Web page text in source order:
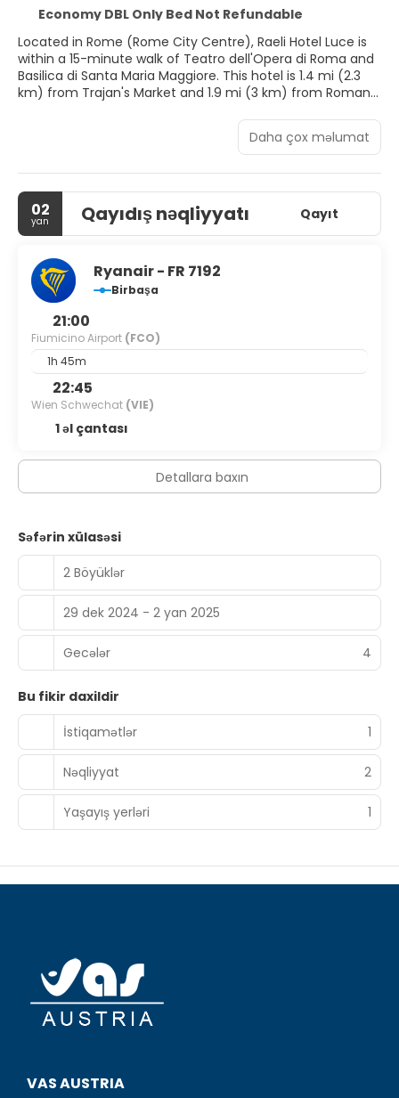
Economy DBL Only Bed Not Refundable
Located in Rome (Rome City Centre), Raeli Hotel Luce is
within a 15-minute walk of Teatro dell'Opera di Roma and
Basilica di Santa Maria Maggiore. This hotel is 1.4 mi (2.3
km) from Trajan's Market and 1.9 mi (3 km) from Roman
Make use of convenient amenities such as
complimentary wireless internet access, concierge
services, and a banquet hall.
Stay in one of 66 guestrooms featuring flat-screen
televisions. Private bathrooms with showers feature
include safes and desks, and housekeeping is provided
daily.
Buffet breakfasts are available daily from 7 AM to 10 AM
for a fee.
Featured amenities include express check-out, a 24-hour
front desk, and luggage storage.
Daha çox məlumat
02
yan Qayıdış nəqliyyatı Qayıt
Ryanair - FR 7192
Birbaşa
21:00
Fiumicino Airport (FCO)
1h 45m
22:45
Wien Schwechat (VIE)
1 əl çantası
Detallara baxın
Səfərin xülasəsi
2 Böyüklər
29 dek 2024 - 2 yan 2025
Gecələr 4
Bu fikir daxildir
İstiqamətlər
1
Nəqliyyat 2
Yaşayış yerləri 1
VAS AUSTRIA